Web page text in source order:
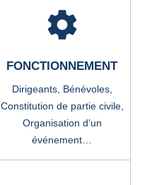
settings
FONCTIONNEMENT
Dirigeants, Bénévoles,
Constitution de partie civile,
Organisation d’un
événement…